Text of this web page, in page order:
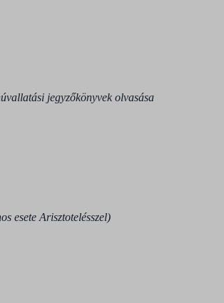
jegyzőkönyvek olvasása
esete Arisztotelésszel)